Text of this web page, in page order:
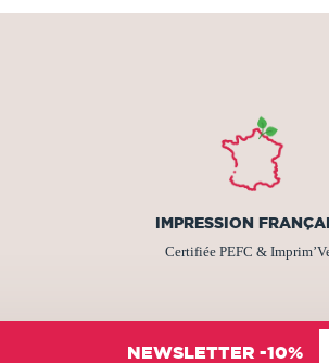
IMPRESSION
Certifiée PEFC &
NEWSLETTER -10%